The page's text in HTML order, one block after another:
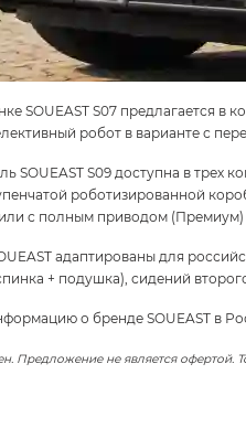
SOUEAST S07 предлагается в
робот в варианте с
SOUEAST S09 доступна в трех
роботизированной
с полным приводом
адаптированы для
+ подушка), сидений
о бренде SOUEAST в
Предложение не является офертой.